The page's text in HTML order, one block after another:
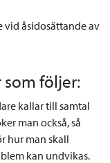
vid åsidosättande av
som följer:
kallar till samtal
man också, så
hur man skall
kan undvikas.